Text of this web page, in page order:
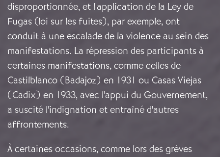
disproportionnée, et l'application de la Ley de
Fugas (loi sur les fuites), par exemple, ont
conduit à une escalade de la violence au sein des
manifestations. La répression des participants à
certaines manifestations, comme celles de
Castilblanco (Badajoz) en 1931 ou Casas Viejas
(Cadix) en 1933, avec l'appui du Gouvernement,
a suscité l'indignation et entraîné d'autres
affrontements.
À certaines occasions, comme lors des grèves